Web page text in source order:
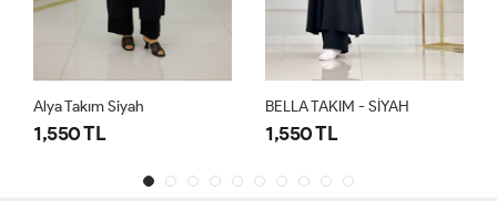
Alya Takım Siyah
1,550 TL
BELLA TAKIM - SİYAH
1,550 TL